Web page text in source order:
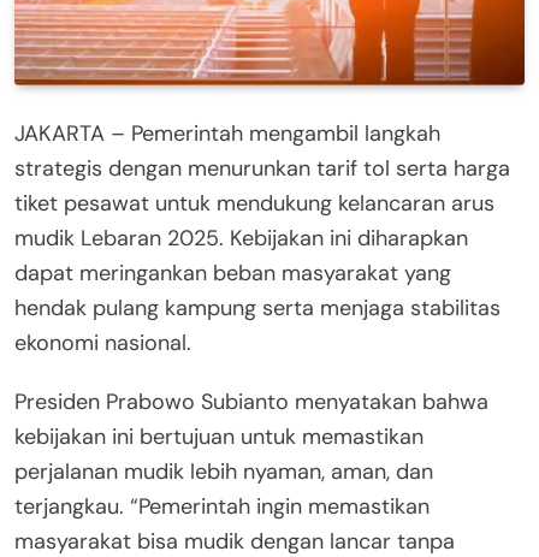
JAKARTA – Pemerintah mengambil langkah
strategis dengan menurunkan tarif tol serta harga
tiket pesawat untuk mendukung kelancaran arus
mudik Lebaran 2025. Kebijakan ini diharapkan
dapat meringankan beban masyarakat yang
hendak pulang kampung serta menjaga stabilitas
ekonomi nasional.
Presiden Prabowo Subianto menyatakan bahwa
kebijakan ini bertujuan untuk memastikan
perjalanan mudik lebih nyaman, aman, dan
terjangkau. “Pemerintah ingin memastikan
masyarakat bisa mudik dengan lancar tanpa